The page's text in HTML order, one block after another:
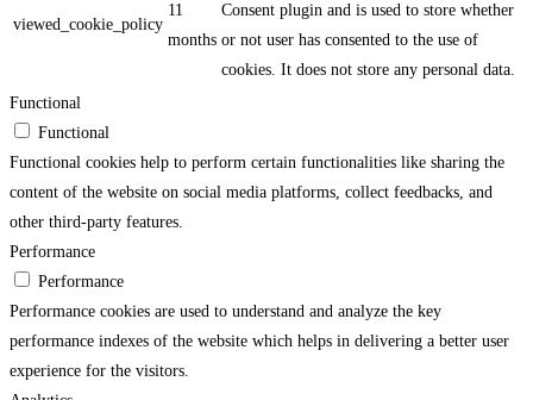
viewed_cookie_policy
11
months
Consent plugin and is used to store whether
or not user has consented to the use of
cookies. It does not store any personal data.
Functional
Functional
Functional cookies help to perform certain functionalities like sharing the
content of the website on social media platforms, collect feedbacks, and
other third-party features.
Performance
Performance
Performance cookies are used to understand and analyze the key
performance indexes of the website which helps in delivering a better user
experience for the visitors.